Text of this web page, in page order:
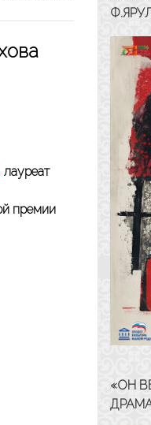
А.П.ЧЕХОВА
лауреат
премии
«ОН
ДРАМА